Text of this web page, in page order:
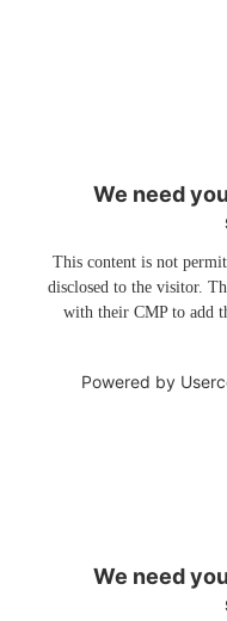
We need
This content is not
disclosed to the visitor.
with their CMP to add
Powered by
We need